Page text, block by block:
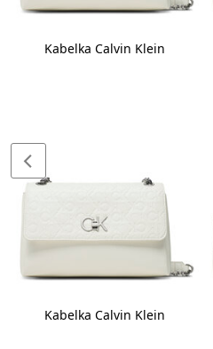
Kabelka Calvin Klein
Kabelka Calvin Klein